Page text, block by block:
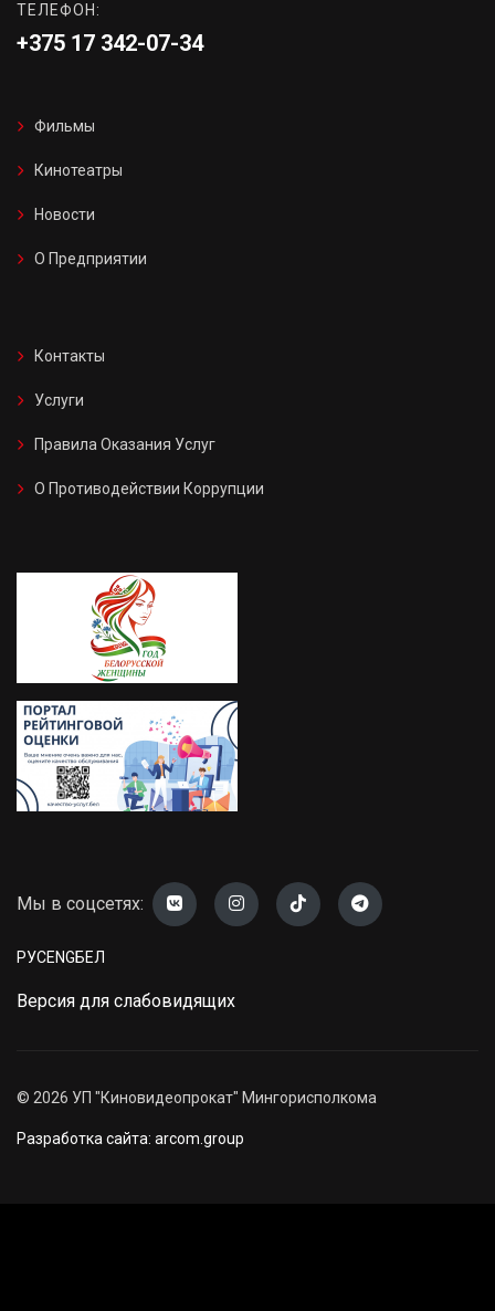
ТЕЛЕФОН:
+375 17 342-07-34
Фильмы
Кинотеатры
Новости
О Предприятии
Контакты
Услуги
Правила Оказания Услуг
О Противодействии Коррупции
Мы в соцсетях:
РУСENGБЕЛ
Версия для слабовидящих
© 2026 УП "Киновидеопрокат" Мингорисполкома
Разработка сайта: arcom.group